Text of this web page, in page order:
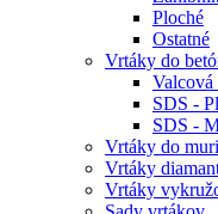
Ploché
Ostatné
Vrtáky do
Valcová
SDS -
SDS -
Vrtáky do
Vrtáky
Vrtáky